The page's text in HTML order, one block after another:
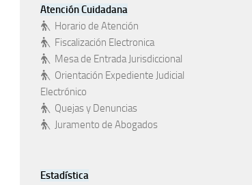
Atención Cuidadana
Horario de Atención
Fiscalización Electronica
Mesa de Entrada Jurisdiccional
Orientación Expediente Judicial
Electrónico
Quejas y Denuncias
Juramento de Abogados
Estadística